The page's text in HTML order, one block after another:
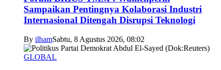
Sampaikan Pentingnya Kolaborasi Industri
Internasional Ditengah Disrupsi Teknologi
By ilhamSabtu, 8 Agustus 2026, 08:02
GLOBAL